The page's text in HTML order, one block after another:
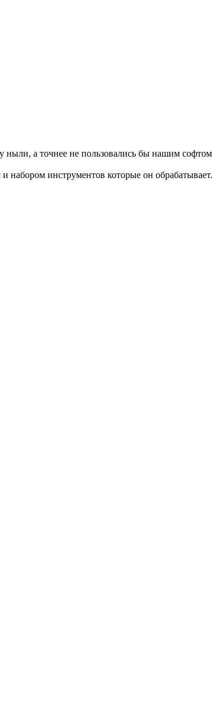
ныли, а точнее не пользовались бы нашим
инструментов которые он обрабатывает.